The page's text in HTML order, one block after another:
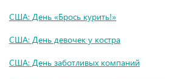
США: День «Брось курить!»
США: День девочек у костра
США: День заботливых компаний